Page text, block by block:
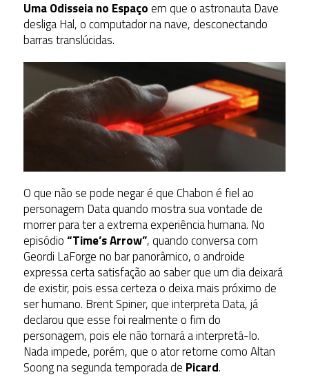
Uma Odisseia no Espaçoem que o astronauta Dave
desliga Hal, o computador na nave, desconectando
barras translúcidas.
O que não se pode negar é que Chabon é fiel ao
personagem Data quando mostra sua vontade de
morrer para ter a extrema experiência humana. No
episódio“Time’s Arrow”, quando conversa com
Geordi LaForge no bar panorâmico, o androide
expressa certa satisfação ao saber que um dia deixará
de existir, pois essa certeza o deixa mais próximo de
ser humano. Brent Spiner, que interpreta Data, já
declarou que esse foi realmente o fim do
personagem, pois ele não tornará a interpretá-lo.
Nada impede, porém, que o ator retorne como Altan
Soong na segunda temporada de Picard.